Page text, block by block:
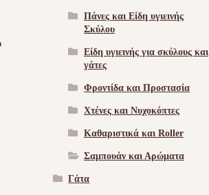
Πάνες και Είδη υγιεινής
Σκύλου
Είδη υγιεινής για σκύλους και
γάτες
Φροντίδα και Προστασία
Χτένες και Νυχοκόπτες
Καθαριστικά και Roller
Σαμπουάν και Αρώματα
Γάτα